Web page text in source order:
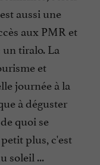
aussi une
aux PMR et
un tiralo. La
et
journée à la
à déguster
quoi se
plus, c'est
soleil ...